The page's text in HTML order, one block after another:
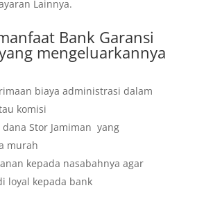
Lainnya.
Bank Garansi
mengeluarkannya
biaya administrasi dalam
komisi
dana Stor Jamiman yang
murah
kepada nasabahnya agar
loyal kepada bank